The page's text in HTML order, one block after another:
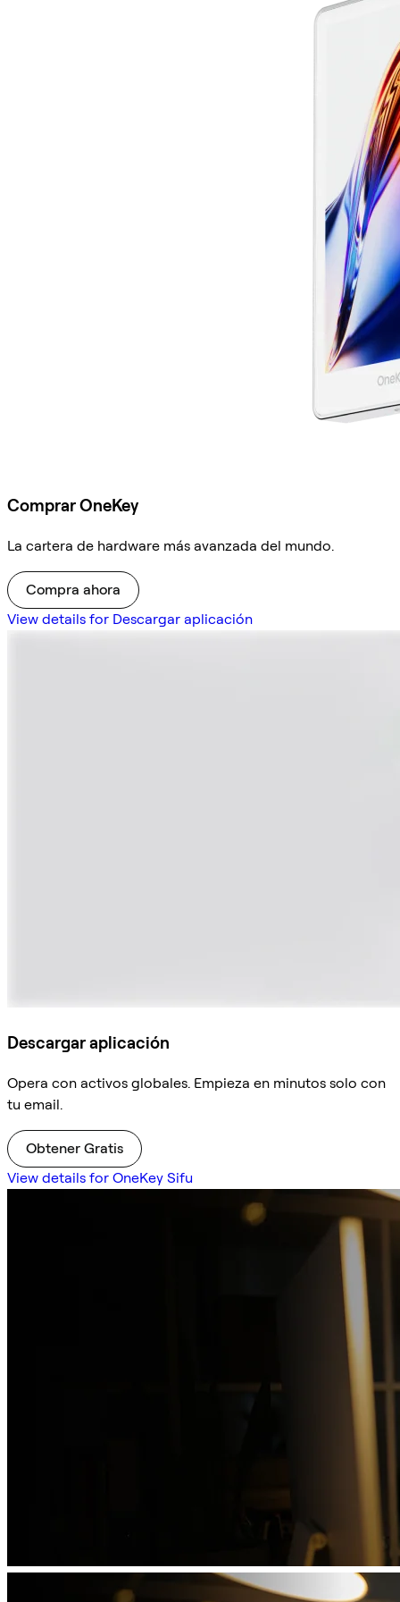
Comprar OneKey
La cartera de hardware más avanzada del mundo.
Compra ahora
View details for Descargar aplicación
Descargar aplicación
Opera con activos globales. Empieza en minutos solo con
tu email.
Obtener Gratis
View details for OneKey Sifu